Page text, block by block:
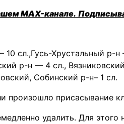
MAX-канале.
сл.,Гусь-Хрустальный р-н
р-н — 4 сл.,
Собинский р-н– 1 сл.
произошло присасывание
удалить. Для этого